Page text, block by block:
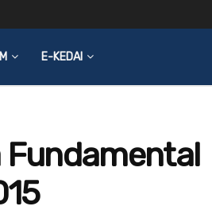
E-KEDAI
Fundamental